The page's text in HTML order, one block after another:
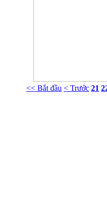
<< Bắt đầu < Trước 21